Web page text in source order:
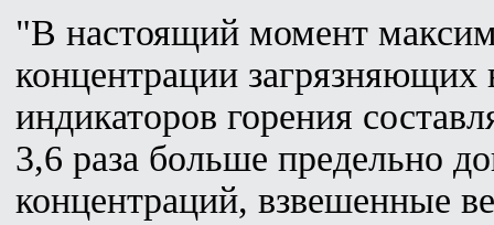
"В настоящий момент
концентрации загрязняющих
индикаторов горения
3,6 раза больше предельно
концентраций, взвешенные